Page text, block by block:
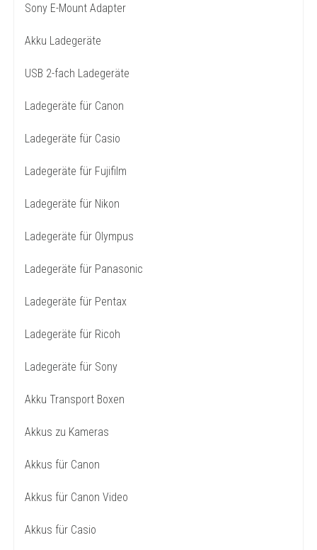
Sony E-Mount Adapter
Akku Ladegeräte
USB 2-fach Ladegeräte
Ladegeräte für Canon
Ladegeräte für Casio
Ladegeräte für Fujifilm
Ladegeräte für Nikon
Ladegeräte für Olympus
Ladegeräte für Panasonic
Ladegeräte für Pentax
Ladegeräte für Ricoh
Ladegeräte für Sony
Akku Transport Boxen
Akkus zu Kameras
Akkus für Canon
Akkus für Canon Video
Akkus für Casio